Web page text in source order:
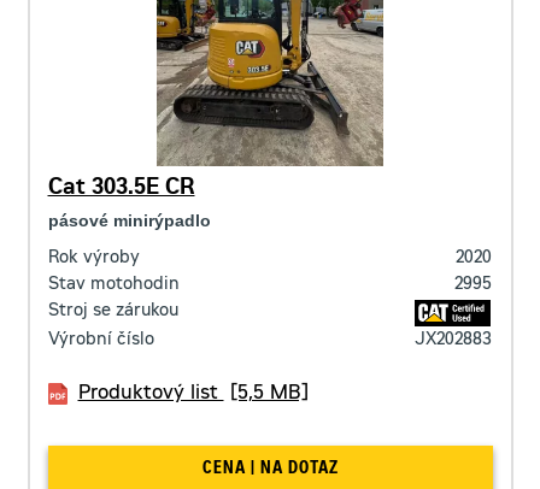
Cat 303.5E CR
pásové minirýpadlo
Rok výroby
2020
Stav motohodin
2995
Stroj se zárukou
Výrobní číslo
JX202883
Produktový list [5,5 MB]
CENA | NA DOTAZ